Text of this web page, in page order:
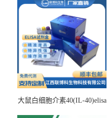
大鼠白细胞介素40(IL-40)elisa